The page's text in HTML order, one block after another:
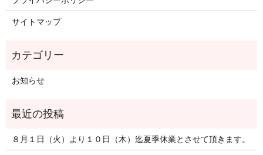
サイトマップ
お知らせ
８月１日（火）より１０日（木）迄夏季休業とさせて頂きます。